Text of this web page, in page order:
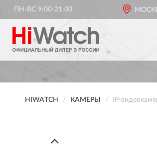
ПН-ВС 9:00-21:00
HIWATCH КАМЕРЫ IP-